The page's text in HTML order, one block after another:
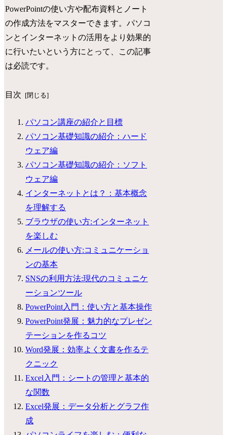
PowerPointの使い方や配布資料とノート
の作成方法をマスターできます。パソコ
ンとインターネットの活用をより効果的
に行いたいという方にとって、この記事
は必読です。
目次
パソコン講座の紹介と目標
パソコン基礎知識の紹介：ハード
ウェア編
パソコン基礎知識の紹介：ソフト
ウェア編
インターネットとは？：基本概念
を理解する
ブラウザの使い方:インターネット
を楽しむ
メールの使い方:コミュニケーショ
ンの基本
SNSの利用方法:現代のコミュニケ
ーションツール
PowerPoint入門：使い方と基本操作
PowerPoint発展：魅力的なプレゼン
テーションを作るコツ
Word発展：効率よく文書を作るテ
クニック
Excel入門：シートの管理と基本的
な関数
Excel発展：データ分析とグラフ作
成